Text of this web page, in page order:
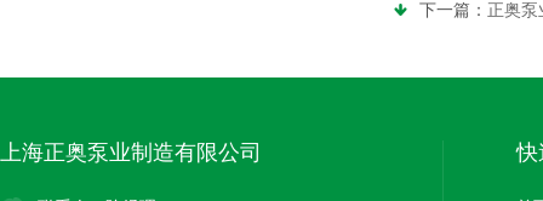
下一篇： 正奥泵
上海正奥泵业制造有限公司 快